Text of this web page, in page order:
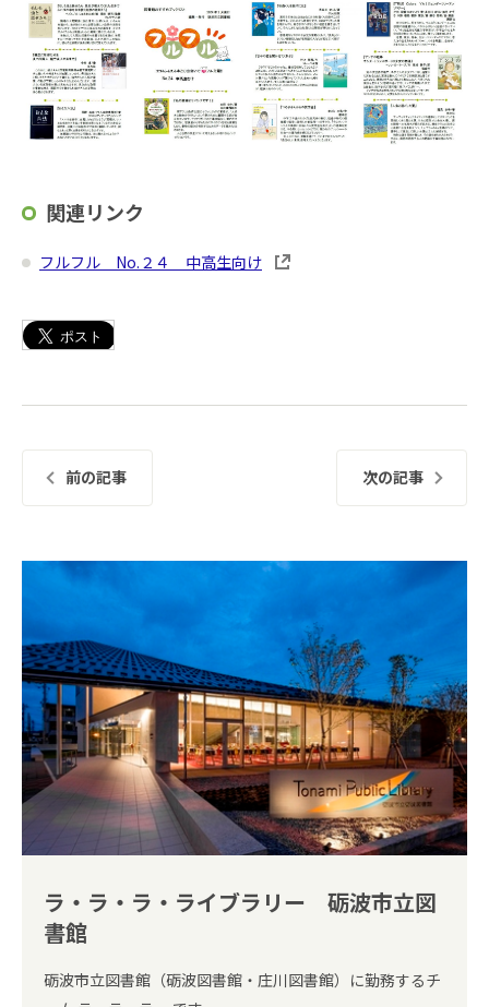
関連リンク
フルフル No.２４ 中高生向け
前の記事 次の記事
ラ・ラ・ラ・ライブラリー 砺波市立図
書館
砺波市立図書館（砺波図書館・庄川図書館）に勤務するチ